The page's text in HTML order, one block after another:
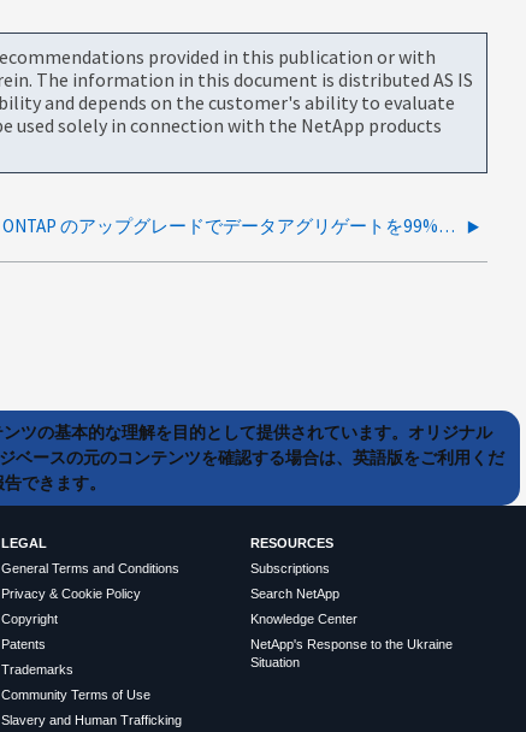
provided in this publication or with
The information in this document is distributed AS IS
and depends on the customer's ability to evaluate
solely in connection with the NetApp products
ONTAP のアップグレードでデータアグリゲートを99%使用した場合、どのような影響がありますか。
ツの基本的な理解を目的として提供されています。オリジナル
ベースの元のコンテンツを確認する場合は、英語版をご利用くだ
できます。
LEGAL
General Terms and Conditions
Privacy & Cookie Policy
Copyright
Patents
Trademarks
Community Terms of Use
Slavery and Human Trafficking
RESOURCES
Subscriptions
Search NetApp
Knowledge Center
NetApp's Response to the Ukraine
Situation